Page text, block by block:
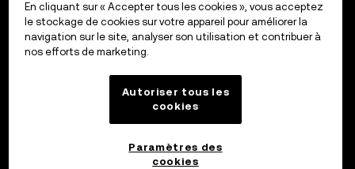
En cliquant sur « Accepter tous les cookies », vous acceptez
le stockage de cookies sur votre appareil pour améliorer la
navigation sur le site, analyser son utilisation et contribuer à
nos efforts de marketing.
Autoriser tous les
cookies
Paramètres des
cookies